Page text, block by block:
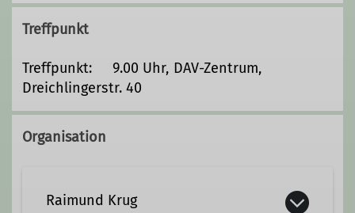
Treffpunkt
Treffpunkt: 9.00 Uhr, DAV-Zentrum,
Dreichlingerstr. 40
Organisation
Raimund Krug